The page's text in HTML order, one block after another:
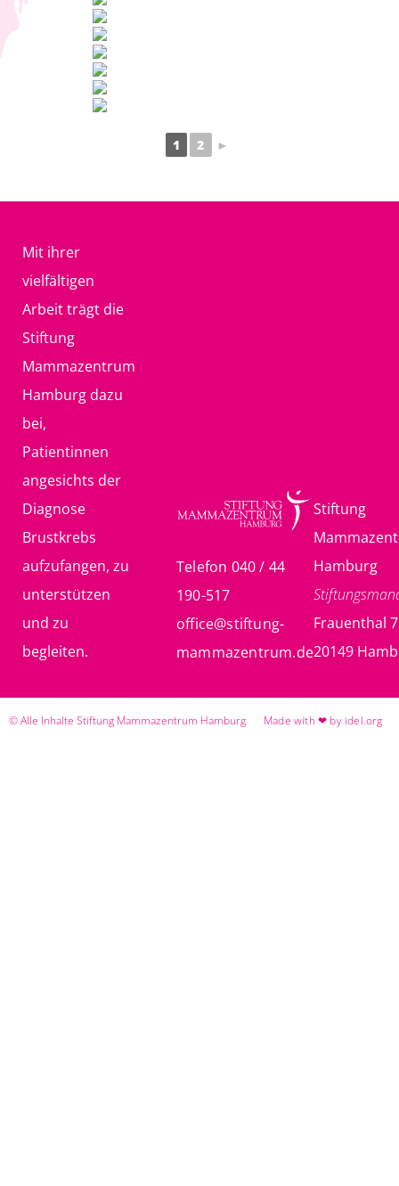
1 2 ►
Mit ihrer
vielfältigen
Arbeit trägt die
Stiftung
Mammazentrum
Hamburg dazu
bei,
Patientinnen
angesichts der
Diagnose
Brustkrebs
aufzufangen, zu
unterstützen
und zu
begleiten.
Telefon 040 / 44
190-517
office@stiftung-
mammazentrum.de
Stiftung
Hamburg
Frauenthal 7
20149
© Alle Inhalte Stiftung Mammazentrum Hamburg Made with ❤ by idel.org